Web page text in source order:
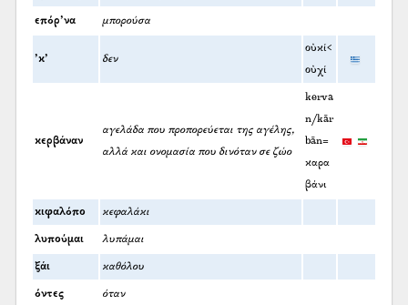
επόρ’να μπορούσα
’κ’ δεν
οὐκί<
οὐχί
κερβάναν
αγελάδα που προπορεύεται της αγέλης,
αλλά και ονομασία που δινόταν σε ζώο
kerva
n/kār
bān=
καρα
βάνι
κιφαλόπο κεφαλάκι
λυπούμαι λυπάμαι
ξάι καθόλου
όντες όταν